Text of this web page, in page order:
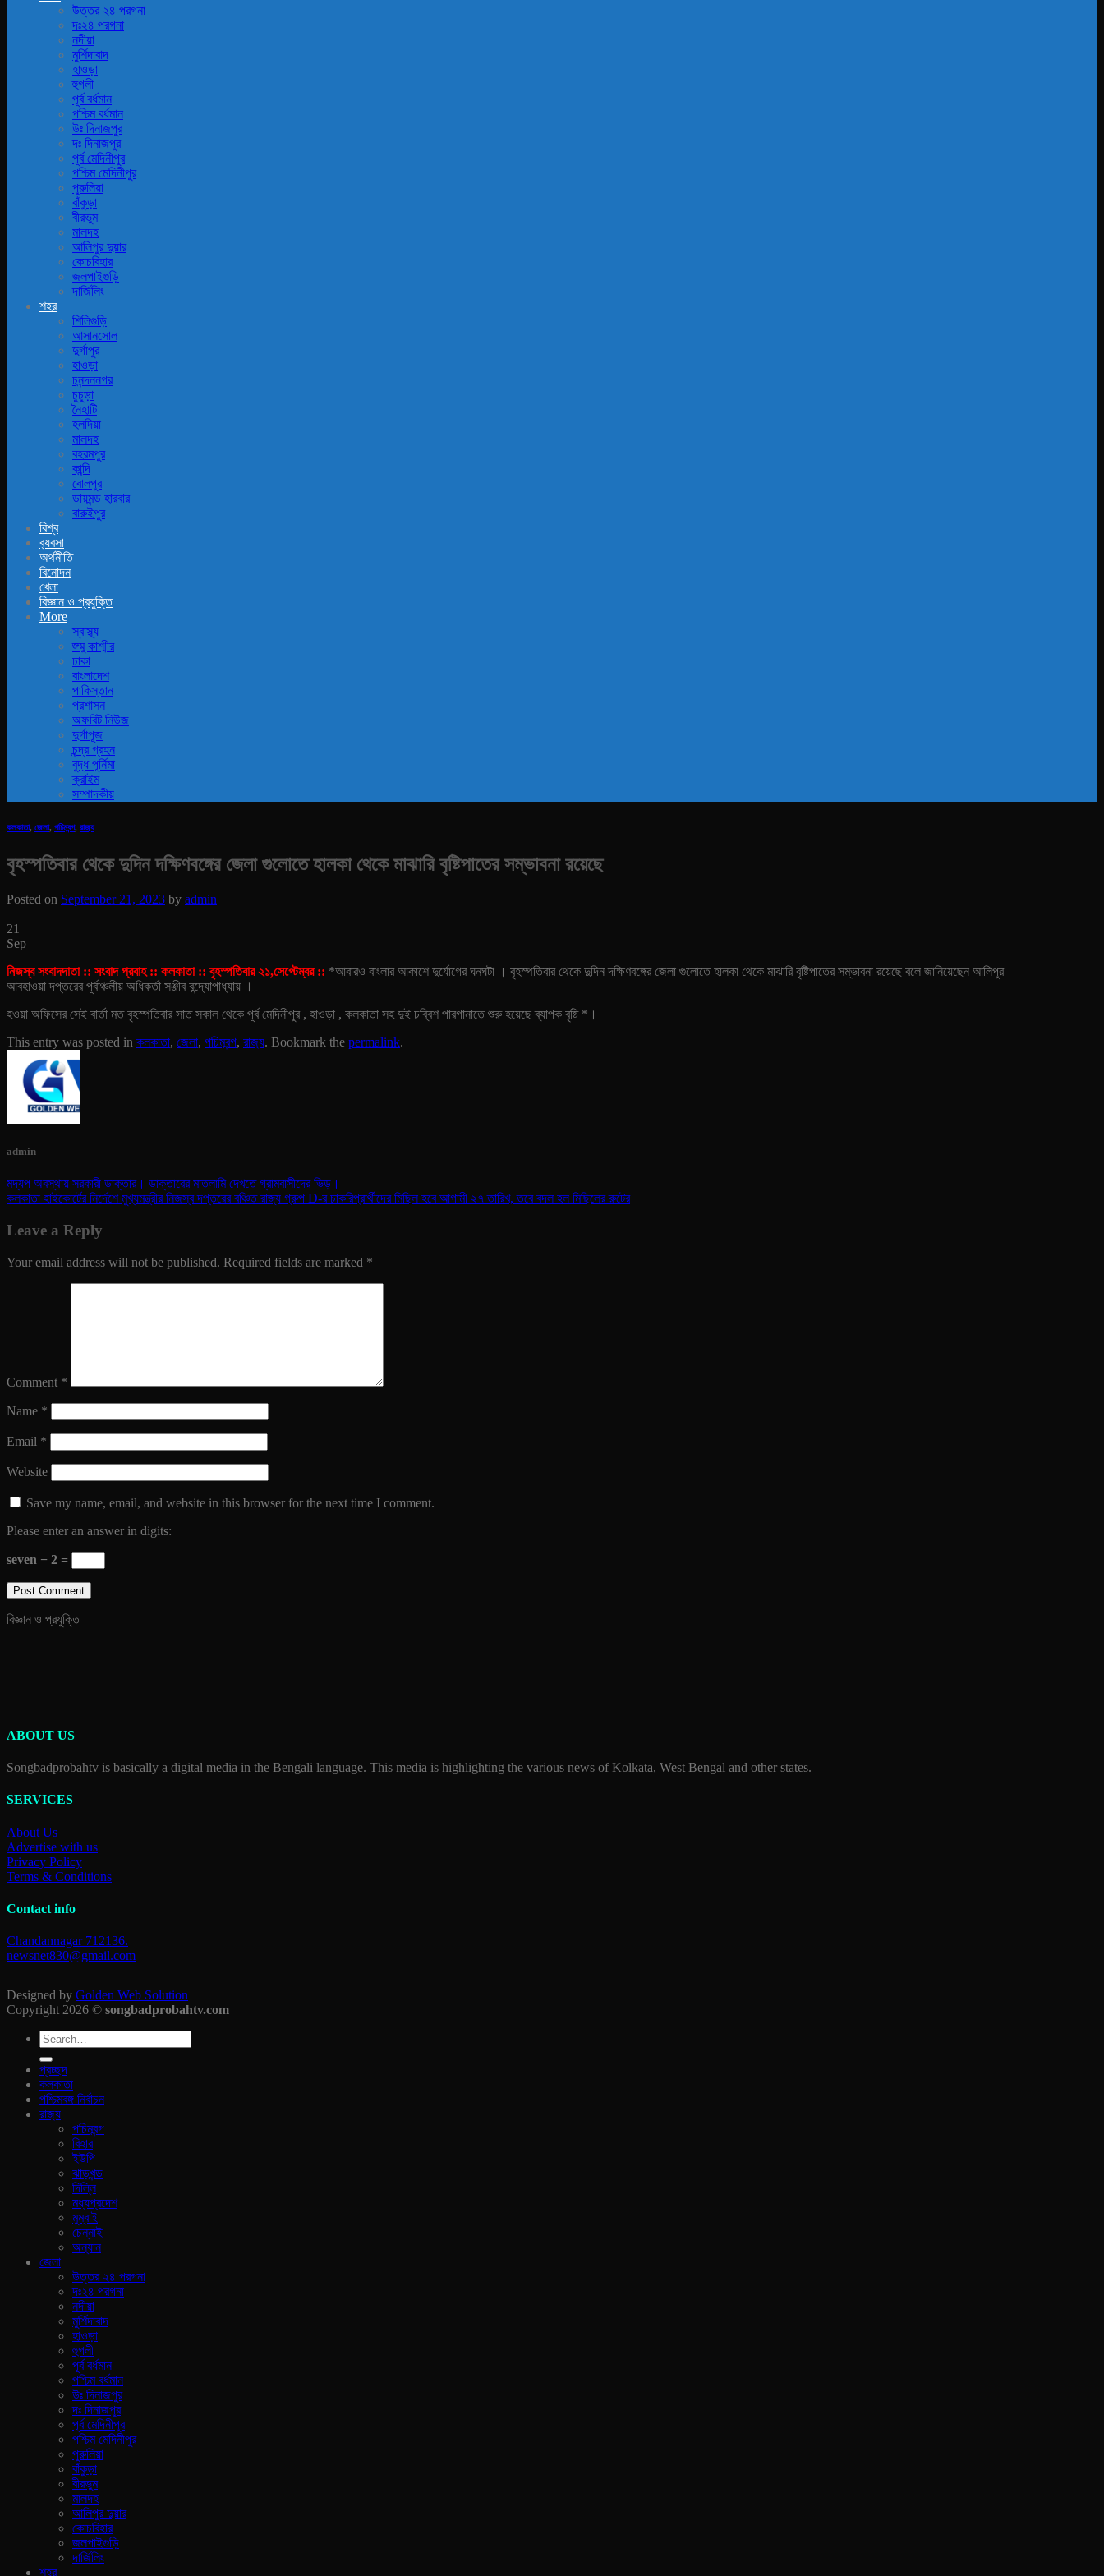
উত্তর ২৪ পরগনা
দঃ২৪ পরগনা
নদীয়া
মুর্শিদাবাদ
হাওড়া
হুগলী
পূর্ব বর্ধমান
পশ্চিম বর্ধমান
উঃ দিনাজপুর
দঃ দিনাজপুর
পূর্ব মেদিনীপুর
পশ্চিম মেদিনীপুর
পুরুলিয়া
বাঁকুড়া
বীরভুম
মালদহ
আলিপুর দুয়ার
কোচবিহার
জলপাইগুড়ি
দার্জিলিং
শহর
শিলিগুড়ি
আসানসোল
দুর্গাপুর
হাওড়া
চনন্দননগর
চুচুড়া
নৈহাটি
হলদিয়া
মালদহ
বহরমপুর
কান্দি
বোলপুর
ডায়মন্ড হারবার
বারুইপুর
বিশ্ব
ব‍্যবসা
অর্থনীতি
বিনোদন
খেলা
বিজ্ঞান ও প্রযুক্তি
More
স্বাস্থ্য
জ্ম্মু কাশ্মীর
ঢাকা
বাংলাদেশ
পাকিস্তান
প্রশাসন
অফবিট নিউজ
দুর্গাপূজ
চন্দ্র গ্রহন
বুদ্ধ পূর্নিমা
ক্রাইম
সম্পাদকীয়
কলকাতা, জেলা, পচিমবন্গ, রাজ‍্য
বৃহস্পতিবার থেকে দুদিন দক্ষিণবঙ্গের জেলা গুলোতে হালকা থেকে মাঝারি বৃষ্টিপাতের সম্ভাবনা রয়েছে
Posted on September 21, 2023 by admin
21
Sep
নিজস্ব সংবাদদাতা :: সংবাদ প্রবাহ :: কলকাতা :: বৃহস্পতিবার ২১,সেপ্টেম্বর :: *আবারও বাংলার আকাশে দুর্যোগের ঘনঘটা । বৃহস্পতিবার থেকে দুদিন দক্ষিণবঙ্গের জেলা গুলোতে হালকা থেকে মাঝারি বৃষ্টিপাতের সম্ভাবনা রয়েছে বলে জানিয়েছেন আলিপুর
আবহাওয়া দপ্তরের পূর্বাঞ্চলীয় অধিকর্তা সঞ্জীব বন্দ্যোপাধ্যায় ।
হওয়া অফিসের সেই বার্তা মত বৃহস্পতিবার সাত সকাল থেকে পূর্ব মেদিনীপুর , হাওড়া , কলকাতা সহ দুই চব্বিশ পারগানাতে শুরু হয়েছে ব্যাপক বৃষ্টি *।
This entry was posted in কলকাতা, জেলা, পচিমবন্গ, রাজ‍্য. Bookmark the permalink.
admin
মদ্যপ অবস্থায় সরকারী ডাক্তার। ডাক্তারের মাতলামি দেখতে গ্রামবাসীদের ভিড়।
কলকাতা হাইকোর্টের নির্দেশে মুখ্যমন্ত্রীর নিজস্ব দপ্তরের বঞ্চিত রাজ্য গ্রুপ D-র চাকরিপ্রার্থীদের মিছিল হবে আগামী ২৭ তারিখ, তবে বদল হল মিছিলের রুটের
Leave a Reply
Your email address will not be published. Required fields are marked *
Comment *
Name *
Email *
Website
Save my name, email, and website in this browser for the next time I comment.
Please enter an answer in digits:
seven − 2 =
বিজ্ঞান ও প্রযুক্তি
ABOUT US
Songbadprobahtv is basically a digital media in the Bengali language. This media is highlighting the various news of Kolkata, West Bengal and other states.
SERVICES
About Us
Advertise with us
Privacy Policy
Terms & Conditions
Contact info
Chandannagar 712136.
newsnet830@gmail.com
Designed by Golden Web Solution
Copyright 2026 © songbadprobahtv.com
প্রচ্ছদ
কলকাতা
পশ্চিমবঙ্গ নির্বাচন
রাজ‍্য
পচিমবন্গ
বিহার
ইউপি
ঝাড়খন্ড
দিল্লি
মধ্যপ্রদেশ
মুম্বাই
চেন্নাই
অন্যান
জেলা
উত্তর ২৪ পরগনা
দঃ২৪ পরগনা
নদীয়া
মুর্শিদাবাদ
হাওড়া
হুগলী
পূর্ব বর্ধমান
পশ্চিম বর্ধমান
উঃ দিনাজপুর
দঃ দিনাজপুর
পূর্ব মেদিনীপুর
পশ্চিম মেদিনীপুর
পুরুলিয়া
বাঁকুড়া
বীরভুম
মালদহ
আলিপুর দুয়ার
কোচবিহার
জলপাইগুড়ি
দার্জিলিং
শহর